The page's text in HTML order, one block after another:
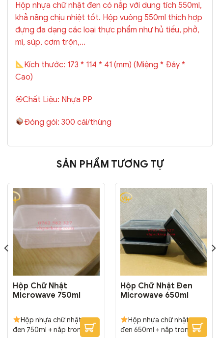
Hộp nhựa chữ nhật đen có nắp với dung tích 550ml,
khả năng chịu nhiệt tốt. Hộp vuông 550ml thích hợp
đựng đa dạng các loại thực phẩm như hủ tiếu, phở,
mì, súp, cơm trộn,…
Kích thước: 173 * 114 * 41 (mm) (Miệng * Đáy *
Cao)
🏵Chất Liệu: Nhựa PP
Đóng gói: 300 cái/thùng
SẢN PHẨM TƯƠNG TỰ
Hộp Chữ Nhật
Microwave 750ml
Hộp nhựa chữ nhật
đen 750ml + nắp trong sản
Hộp Chữ Nhật Đen
Microwave 650ml
Hộp nhựa chữ nhật
đen 650ml + nắp trong sản